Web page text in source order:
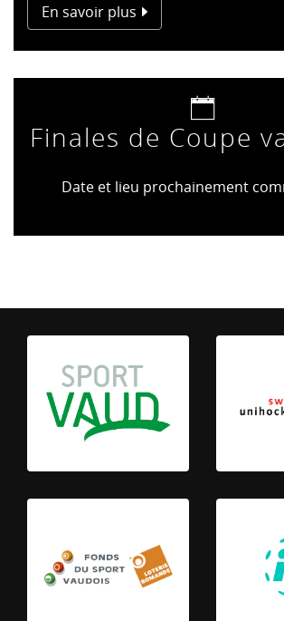
En savoir plus
Finales de Coupe
Date et lieu prochainement